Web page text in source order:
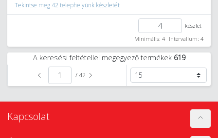
Tekintse meg 42 telephelyünk készletét
készlet
Minimális: 4 Intervallum: 4
A keresési feltétellel megegyező termékek 619
/ 42
Kapcsolat